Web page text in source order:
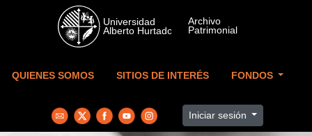
Skip to main content
QUIENES SOMOS SITIOS DE INTERÉS FONDOS
Iniciar sesión